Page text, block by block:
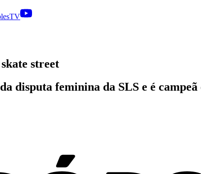
street
disputa feminina da SLS e é campeã